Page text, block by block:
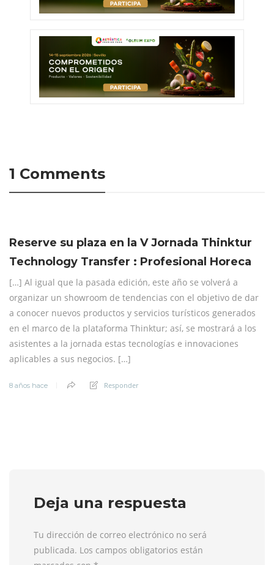
1 Comments
Reserve su plaza en la V Jornada Thinktur
Technology Transfer : Profesional Horeca
[…] Al igual que la pasada edición, este año se volverá a
organizar un showroom de tendencias con el objetivo de dar
a conocer nuevos productos y servicios turísticos generados
en el marco de la plataforma Thinktur; así, se mostrará a los
asistentes a la jornada estas tecnologías e innovaciones
aplicables a sus negocios. […]
8 años hace Responder
Deja una respuesta
Tu dirección de correo electrónico no será
publicada. Los campos obligatorios están